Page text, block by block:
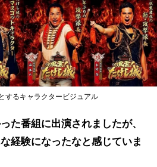
するキャラクタービジュアル
番組に出演されましたが、
経験になったなと感じていま